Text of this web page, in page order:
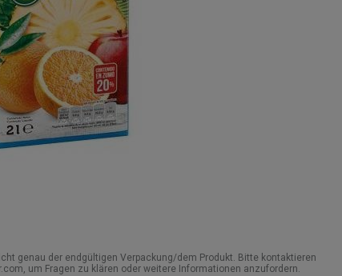
genau der endgültigen Verpackung/dem Produkt. Bitte kontaktieren
um Fragen zu klären oder weitere Informationen anzufordern.